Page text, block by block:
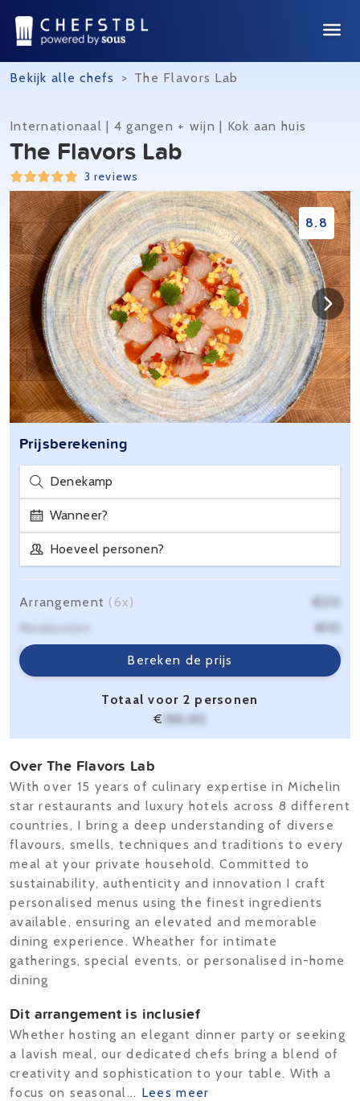
Bekijk alle chefs > The Flavors Lab
Internationaal | 4 gangen + wijn | Kok aan huis
The Flavors Lab
3 reviews
8.8
Prijsberekening
Denekamp
Wanneer?
Hoeveel personen?
Bereken de prijs
Arrangement (6x)
€20
Reiskosten
€10
Servicekosten
€6,40
Totaal voor 2 personen
€ 166,40
Over The Flavors Lab
With over 15 years of culinary expertise in Michelin
star restaurants and luxury hotels across 8 different
countries, I bring a deep understanding of diverse
flavours, smells, techniques and traditions to every
meal at your private household. Committed to
sustainability, authenticity and innovation I craft
personalised menus using the finest ingredients
available, ensuring an elevated and memorable
dining experience. Wheather for intimate
gatherings, special events, or personalised in-home
dining
Dit arrangement is inclusief
Whether hosting an elegant dinner party or seeking
a lavish meal, our dedicated chefs bring a blend of
creativity and sophistication to your table. With a
focus on seasonal... Lees meer